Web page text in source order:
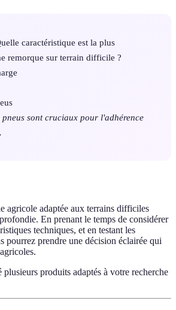
caractéristique est la plus
remorque sur terrain difficile ?
sont cruciaux pour l'adhérence
agricole adaptée aux terrains difficiles
En prenant le temps de considérer
techniques, et en testant les
pourrez prendre une décision éclairée qui
produits adaptés à votre recherche